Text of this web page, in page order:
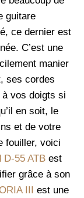
guitare
ce dernier est
C’est une
manier
ses cordes
vos doigts si
en soit, le
et de votre
fouiller, voici
D-55 ATB est
grâce à son
III est une